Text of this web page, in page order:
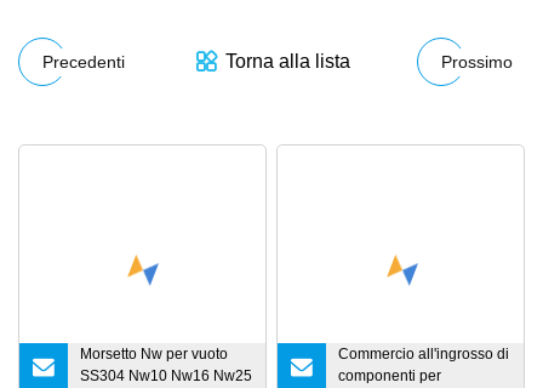
Precedenti Torna alla lista Prossimo
Morsetto Nw per vuoto
SS304 Nw10 Nw16 Nw25
Commercio all'ingrosso di
componenti per